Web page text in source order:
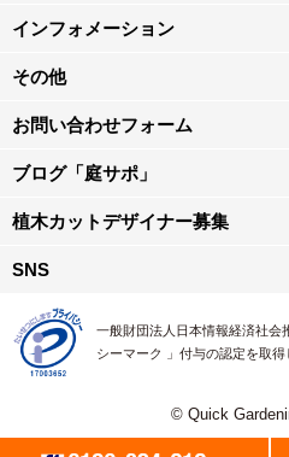
インフォメーション
その他
お問い合わせフォーム
ブログ「庭サポ」
植木カットデザイナー募集
SNS
一般財団法人日本情報経済社会
シーマーク 」付与の認定を取得
© Quick